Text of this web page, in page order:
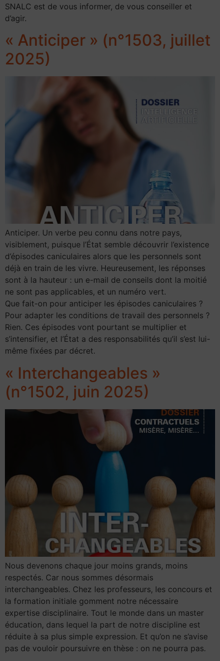
SNALC est de vous informer, de vous conseiller et
d’agir.
« Anticiper » (n°1503, juillet
2025)
Anticiper. Un verbe peu connu dans notre pays,
visiblement, puisque l’État semble découvrir l’existence
d’épisodes caniculaires alors que les personnels sont
déjà en train de les vivre. Heureusement, les réponses
sont à la hauteur : un e-mail de conseils dont la moitié
ne sont pas applicables, et un numéro vert.
Que fait-on pour anticiper les épisodes caniculaires ?
Pour adapter les conditions de travail des personnels ?
Rien. Ces épisodes vont pourtant se multiplier et
s’intensifier, et l’État a des responsabilités qu’il s’est lui-
même fixées par décret.
« Interchangeables »
(n°1502, juin 2025)
Nous devenons chaque jour moins grands, moins
respectés. Car nous sommes désormais
interchangeables. Chez les professeurs, les concours et
la formation initiale gomment notre nécessaire
expertise disciplinaire. Tout le monde dans un master
éducation, dans lequel la part de notre discipline est
réduite à sa plus simple expression. Et qu’on ne s’avise
pas de vouloir poursuivre en thèse : on ne pourra pas.